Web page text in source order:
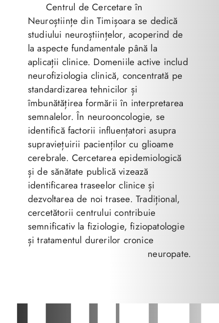
Centrul de Cercetare în
Neuroștiințe din Timișoara se dedică
studiului neuroștiințelor, acoperind de
la aspecte fundamentale până la
aplicații clinice. Domeniile active includ
neurofiziologia clinică, concentrată pe
standardizarea tehnicilor și
îmbunătățirea formării în interpretarea
semnalelor. În neurooncologie, se
identifică factorii influențatori asupra
supraviețuirii pacienților cu glioame
cerebrale. Cercetarea epidemiologică
și de sănătate publică vizează
identificarea traseelor clinice și
dezvoltarea de noi trasee. Tradițional,
cercetătorii centrului contribuie
semnificativ la fiziologie, fiziopatologie
și tratamentul durerilor cronice
neuropate.